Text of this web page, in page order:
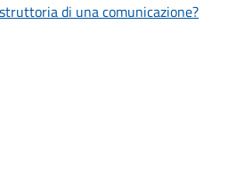
di una comunicazione?